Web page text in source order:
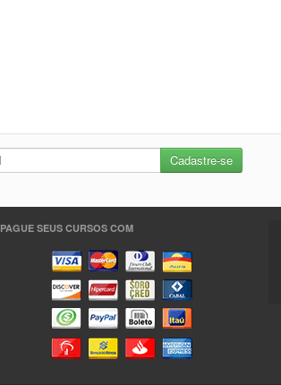
PAGUE SEUS CURSOS COM